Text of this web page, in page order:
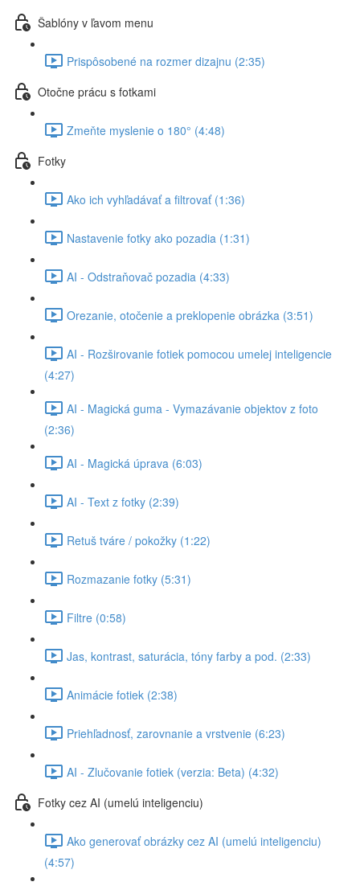
Šablóny v ľavom menu
Prispôsobené na rozmer dizajnu (2:35)
Otočne prácu s fotkami
Zmeňte myslenie o 180° (4:48)
Fotky
Ako ich vyhľadávať a filtrovať (1:36)
Nastavenie fotky ako pozadia (1:31)
AI - Odstraňovač pozadia (4:33)
Orezanie, otočenie a preklopenie obrázka (3:51)
AI - Rozširovanie fotiek pomocou umelej inteligencie
(4:27)
AI - Magická guma - Vymazávanie objektov z foto
(2:36)
AI - Magická úprava (6:03)
AI - Text z fotky (2:39)
Retuš tváre / pokožky (1:22)
Rozmazanie fotky (5:31)
Filtre (0:58)
Jas, kontrast, saturácia, tóny farby a pod. (2:33)
Animácie fotiek (2:38)
Priehľadnosť, zarovnanie a vrstvenie (6:23)
AI - Zlučovanie fotiek (verzia: Beta) (4:32)
Fotky cez AI (umelú inteligenciu)
Ako generovať obrázky cez AI (umelú inteligenciu)
(4:57)